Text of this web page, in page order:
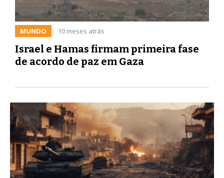
MUNDO 10 meses atrás
Israel e Hamas firmam primeira fase
de acordo de paz em Gaza